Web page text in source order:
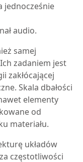
jednocześnie
audio.
samej
zadaniem jest
zakłócającej
Skala dbałości
elementy
od
materiału.
układów
częstotliwości